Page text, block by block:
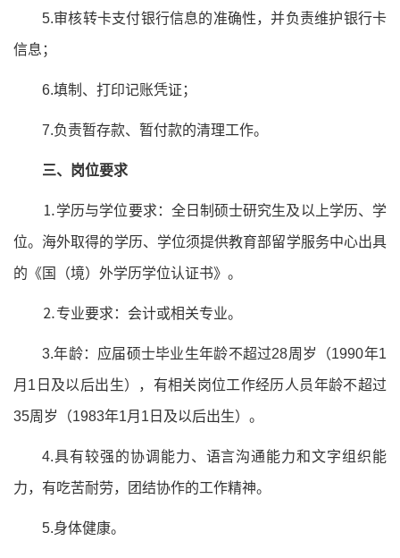
5.审核转卡支付银行信息的准确性，并负责维护银行卡
信息；
6.填制、打印记账凭证；
7.负责暂存款、暂付款的清理工作。
三、岗位要求
⒈学历与学位要求：全日制硕士研究生及以上学历、学
位。海外取得的学历、学位须提供教育部留学服务中心出具
的《国（境）外学历学位认证书》。
⒉专业要求：会计或相关专业。
3.年龄：应届硕士毕业生年龄不超过28周岁（1990年1
月1日及以后出生），有相关岗位工作经历人员年龄不超过
35周岁（1983年1月1日及以后出生）。
4.具有较强的协调能力、语言沟通能力和文字组织能
力，有吃苦耐劳，团结协作的工作精神。
5.身体健康。